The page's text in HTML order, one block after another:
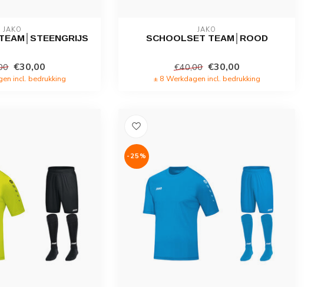
JAKO
€30,00
incl. bedrukking
JAKO
SCHOOLSET TEAM│ROOD
€40,00 €30,00
± 8 Werkdagen incl. bedrukking
-25%